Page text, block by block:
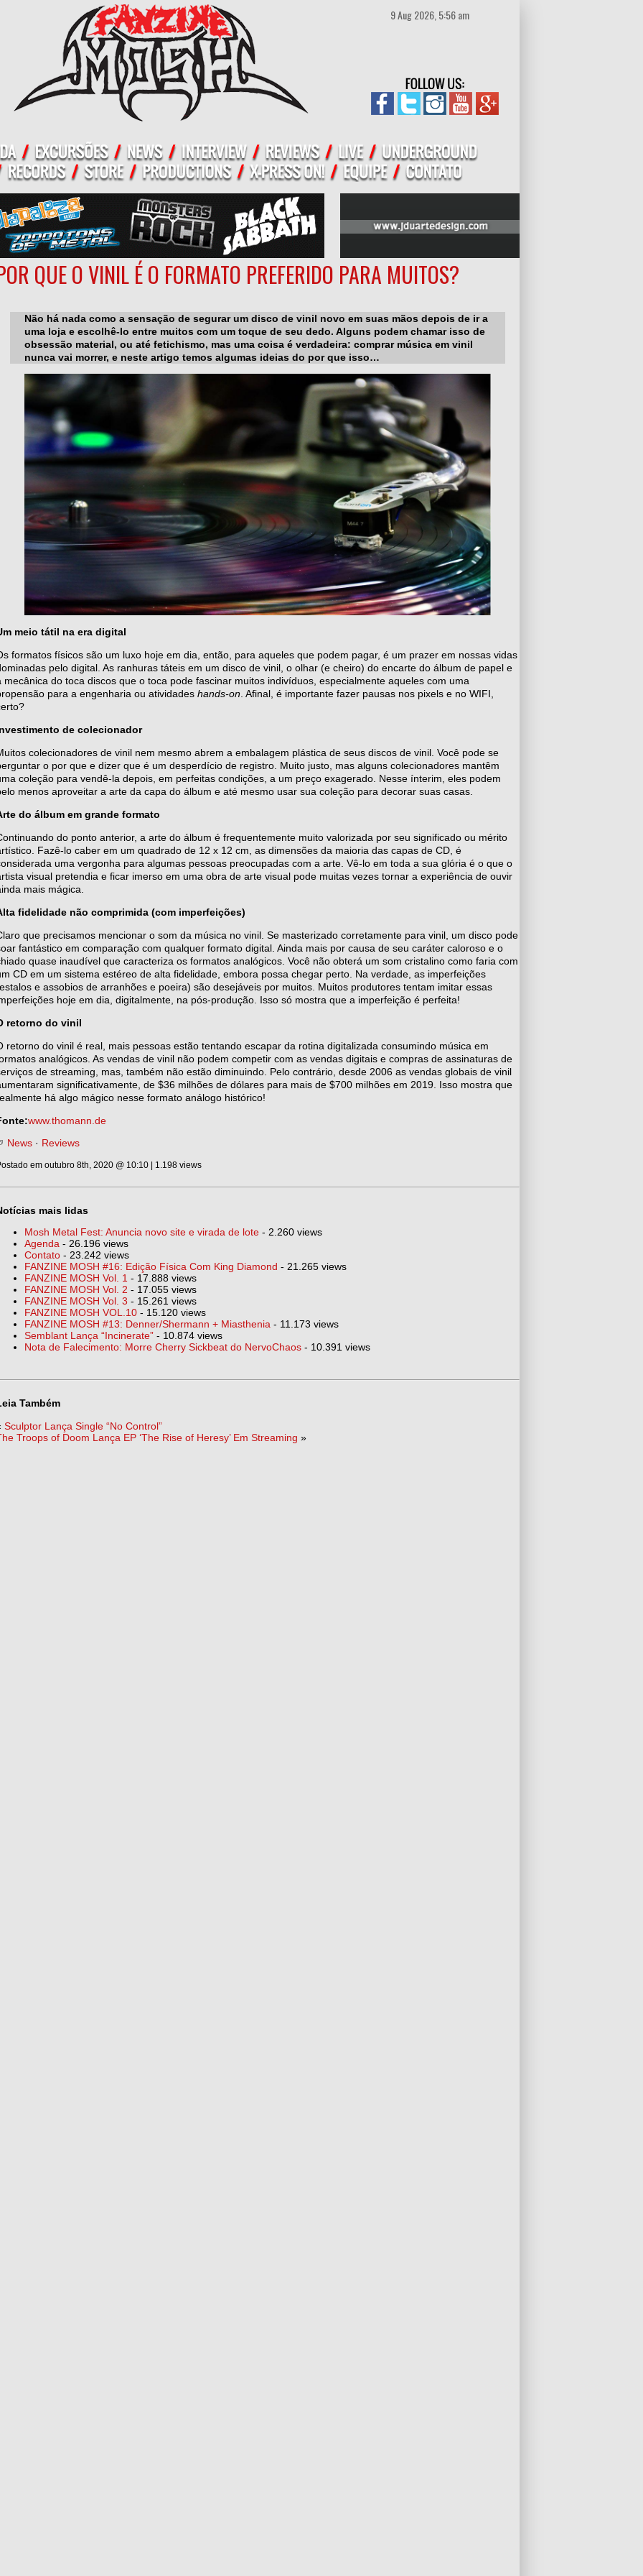
9 Aug 2026, 5:56 am
QUE O VINIL É O FORMATO PREFERIDO PARA MUITOS?
Não há nada como a sensação de segurar um disco de vinil novo em suas mãos depois de ir a
uma loja e escolhê-lo entre muitos com um toque de seu dedo. Alguns podem chamar isso de
obsessão material, ou até fetichismo, mas uma coisa é verdadeira: comprar música em vinil
nunca vai morrer, e neste artigo temos algumas ideias do por que isso…
meio tátil na era digital
formatos físicos são um luxo hoje em dia, então, para aqueles que podem pagar, é um prazer em nossas vidas
pelo digital. As ranhuras táteis em um disco de vinil, o olhar (e cheiro) do encarte do álbum de papel e
mecânica do toca discos que o toca pode fascinar muitos indivíduos, especialmente aqueles com uma
para a engenharia ou atividades hands-on . Afinal, é importante fazer pausas nos pixels e no WIFI,
de colecionador
colecionadores de vinil nem mesmo abrem a embalagem plástica de seus discos de vinil. Você pode se
o por que e dizer que é um desperdício de registro. Muito justo, mas alguns colecionadores mantêm
coleção para vendê-la depois, em perfeitas condições, a um preço exagerado. Nesse ínterim, eles podem
menos aproveitar a arte da capa do álbum e até mesmo usar sua coleção para decorar suas casas.
do álbum em grande formato
do ponto anterior, a arte do álbum é frequentemente muito valorizada por seu significado ou mérito
Fazê-lo caber em um quadrado de 12 x 12 cm, as dimensões da maioria das capas de CD, é
uma vergonha para algumas pessoas preocupadas com a arte. Vê-lo em toda a sua glória é o que o
visual pretendia e ficar imerso em uma obra de arte visual pode muitas vezes tornar a experiência de ouvir
mais mágica.
fidelidade não comprimida (com imperfeições)
que precisamos mencionar o som da música no vinil. Se masterizado corretamente para vinil, um disco pode
fantástico em comparação com qualquer formato digital. Ainda mais por causa de seu caráter caloroso e o
quase inaudível que caracteriza os formatos analógicos. Você não obterá um som cristalino como faria com
CD em um sistema estéreo de alta fidelidade, embora possa chegar perto. Na verdade, as imperfeições
e assobios de arranhões e poeira) são desejáveis por muitos. Muitos produtores tentam imitar essas
hoje em dia, digitalmente, na pós-produção. Isso só mostra que a imperfeição é perfeita!
retorno do vinil
retorno do vinil é real, mais pessoas estão tentando escapar da rotina digitalizada consumindo música em
analógicos. As vendas de vinil não podem competir com as vendas digitais e compras de assinaturas de
de streaming, mas, também não estão diminuindo. Pelo contrário, desde 2006 as vendas globais de vinil
significativamente, de $36 milhões de dólares para mais de $700 milhões em 2019. Isso mostra que
há algo mágico nesse formato análogo histórico!
www.thomann.de
News · Reviews
em outubro 8th, 2020 @ 10:10 | 1.198 views
mais lidas
Mosh Metal Fest: Anuncia novo site e virada de lote - 2.260 views
Agenda - 26.196 views
Contato - 23.242 views
FANZINE MOSH #16: Edição Física Com King Diamond - 21.265 views
FANZINE MOSH Vol. 1 - 17.888 views
FANZINE MOSH Vol. 2 - 17.055 views
FANZINE MOSH Vol. 3 - 15.261 views
FANZINE MOSH VOL.10 - 15.120 views
FANZINE MOSH #13: Denner/Shermann + Miasthenia - 11.173 views
Semblant Lança “Incinerate” - 10.874 views
Nota de Falecimento: Morre Cherry Sickbeat do NervoChaos - 10.391 views
Também
Sculptor Lança Single “No Control”
Troops of Doom Lança EP ‘The Rise of Heresy’ Em Streaming »